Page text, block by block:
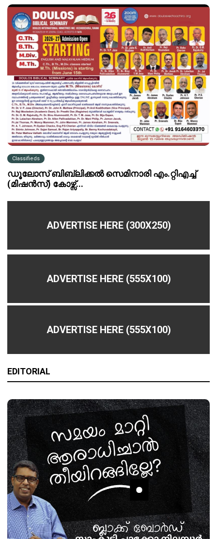
Classifieds
ഡൂലോസ് ബിബ്ലിക്കൽ സെമിനാരി എം.റ്റിഎച്ച്
(മിഷൻസ്) കോഴ്സ്...
ADVERTISE HERE (300X250)
ADVERTISE HERE (555X100)
ADVERTISE HERE (555X100)
EDITORIAL